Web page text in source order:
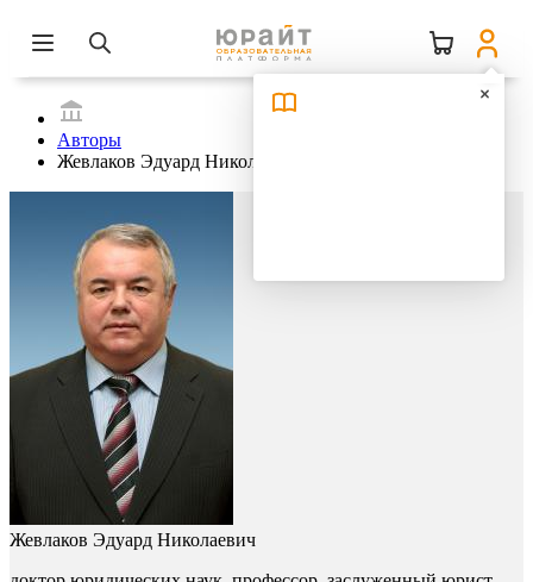
Авторы
Жевлаков Эдуард Николаевич
Жевлаков Эдуард Николаевич